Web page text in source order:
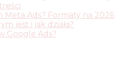
Meta Ads? Formaty na 2026
jest i jak działa?
Google Ads?